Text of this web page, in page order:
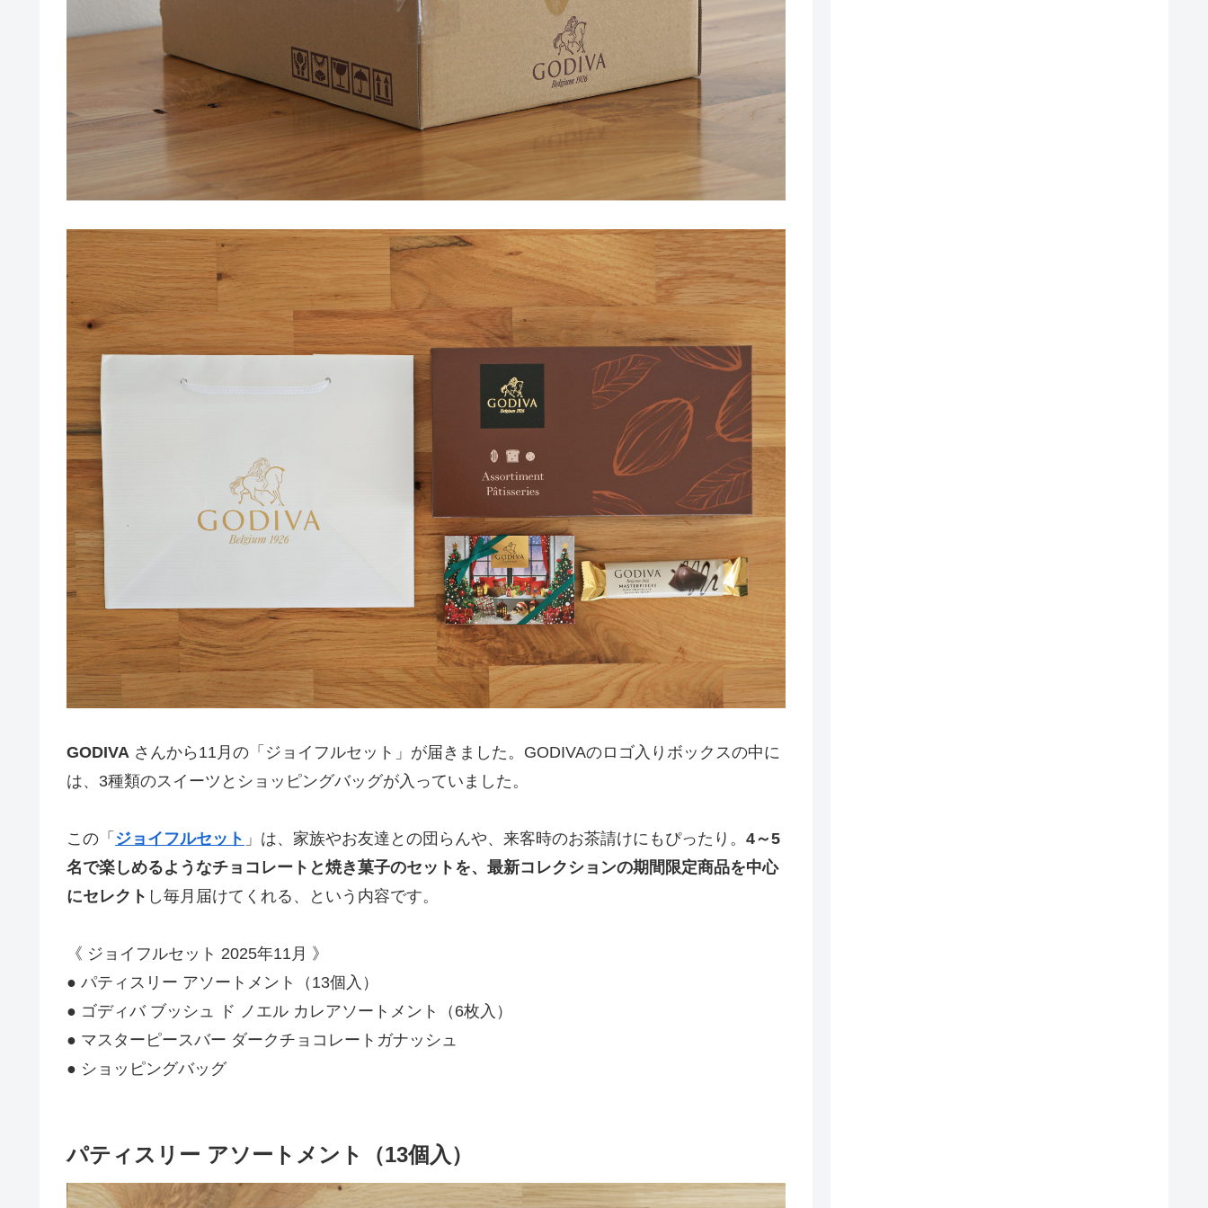
GODIVA さんから11月の「ジョイフルセット」が届きました。GODIVAのロゴ入りボックスの中に
は、3種類のスイーツとショッピングバッグが入っていました。
この「 ジョイフルセット 」は、家族やお友達との団らんや、来客時のお茶請けにもぴったり。 4～5
名で楽しめるようなチョコレートと焼き菓子のセットを、最新コレクションの期間限定商品を中心
にセレクト し毎月届けてくれる、という内容です。
《 ジョイフルセット 2025年11月 》
● パティスリー アソートメント（13個入）
● ゴディバ ブッシュ ド ノエル カレアソートメント（6枚入）
● マスターピースバー ダークチョコレートガナッシュ
● ショッピングバッグ
パティスリー アソートメント（13個入）